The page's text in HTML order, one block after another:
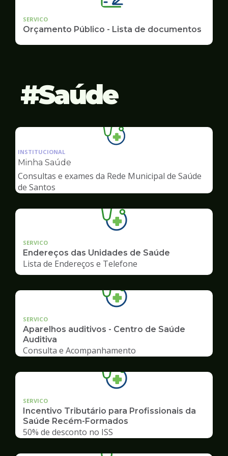
SERVICO
Orçamento Público - Lista de documentos
Saúde
Ilustração
da
de
Saúde
INSTITUCIONAL
Minha Saúde
Consultas e exames da Rede Municipal de Saúde
de Santos
SERVICO
Endereços das Unidades de Saúde
Lista de Endereços e Telefone
SERVICO
Aparelhos auditivos - Centro de Saúde
Auditiva
Consulta e Acompanhamento
SERVICO
Incentivo Tributário para Profissionais da
Saúde Recém-Formados
50% de desconto no ISS